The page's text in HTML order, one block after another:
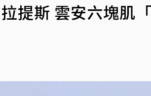
提斯 雲安六塊肌